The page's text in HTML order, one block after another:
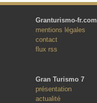
Granturismo-fr.com
mentions légales
contact
flux rss
Gran Turismo 7
présentation
actualité